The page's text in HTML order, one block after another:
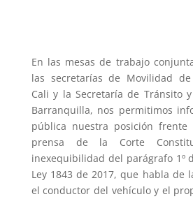
En las mesas de trabajo
las secretarías de Movilidad
Cali y la Secretaría de Tránsito
Barranquilla, nos permitimos
pública nuestra posición frente
prensa de la Corte
inexequibilidad del parágrafo 1º
Ley 1843 de 2017, que habla de
el conductor del vehículo y el